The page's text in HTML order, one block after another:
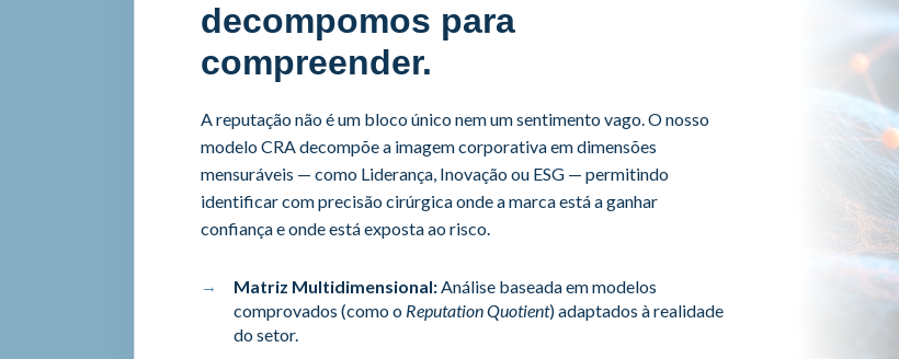
decompomos para
compreender.
A reputação não é um bloco único nem um sentimento vago.O nosso
modelo CRA decompõe a imagem corporativa em dimensões
mensuráveis — como Liderança, Inovação ou ESG — permitindo
identificar com precisão cirúrgica onde a marca está a ganhar
confiança e onde está exposta ao risco.
Matriz Multidimensional:Análise baseada em modelos
comprovados (como o Reputation Quotient) adaptados à realidade
do setor.